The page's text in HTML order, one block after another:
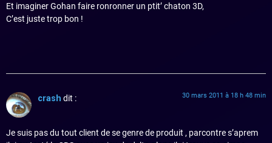
Et imaginer Gohan faire ronronner un ptit’ chaton 3D,
C’est juste trop bon !
crash dit : 30 mars 2011 à 18 h 48 min
Je suis pas du tout client de se genre de produit , parcontre s’aprem